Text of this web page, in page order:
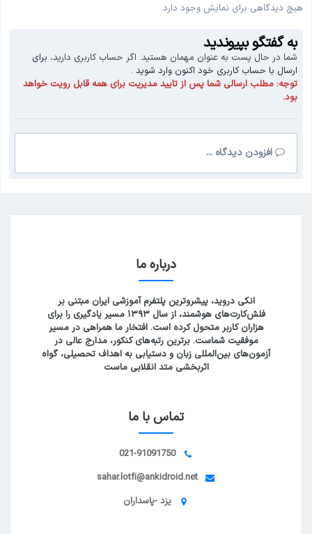
هیچ دیدگاهی برای نمایش وجود دارد.
به گفتگو بپیوندید
شما در حال پست به عنوان مهمان هستید. اگر حساب کاربری دارید، برای
ارسال با حساب کاربری خود اکنون وارد شوید .
توجه: مطلب ارسالی شما پس از تایید مدیریت برای همه قابل رویت خواهد
بود.
افزودن دیدگاه ...
درباره ما
انکی دروید، پیشروترین پلتفرم آموزشی ایران مبتنی بر
فلش‌کارت‌های هوشمند، از سال ۱۳۹۳ مسیر یادگیری را برای
هزاران کاربر متحول کرده است. افتخار ما همراهی در مسیر
موفقیت شماست. برترین رتبه‌های کنکور، مدارج عالی در
آزمون‌های بین‌المللی زبان و دستیابی به اهداف تحصیلی، گواه
اثربخشی متد انقلابی ماست
تماس با ما
021-91091750
sahar.lotfi@ankidroid.net
یزد -پاسداران